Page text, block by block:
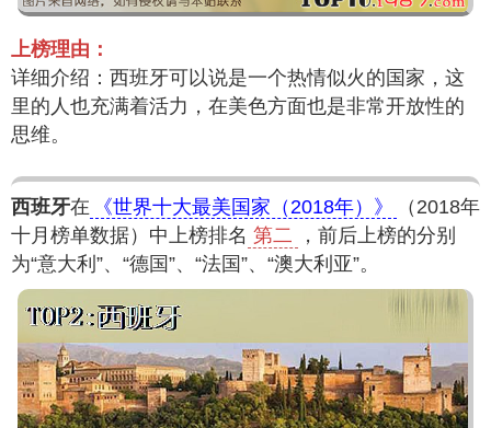
上榜理由：
详细介绍：西班牙可以说是一个热情似火的国家，这
里的人也充满着活力，在美色方面也是非常开放性的
思维。
西班牙在 《世界十大最美国家（2018年）》
（2018年
十月榜单数据）中上榜排名 第二
，前后上榜的分别
为“意大利”、“德国”、“法国”、“澳大利亚”。